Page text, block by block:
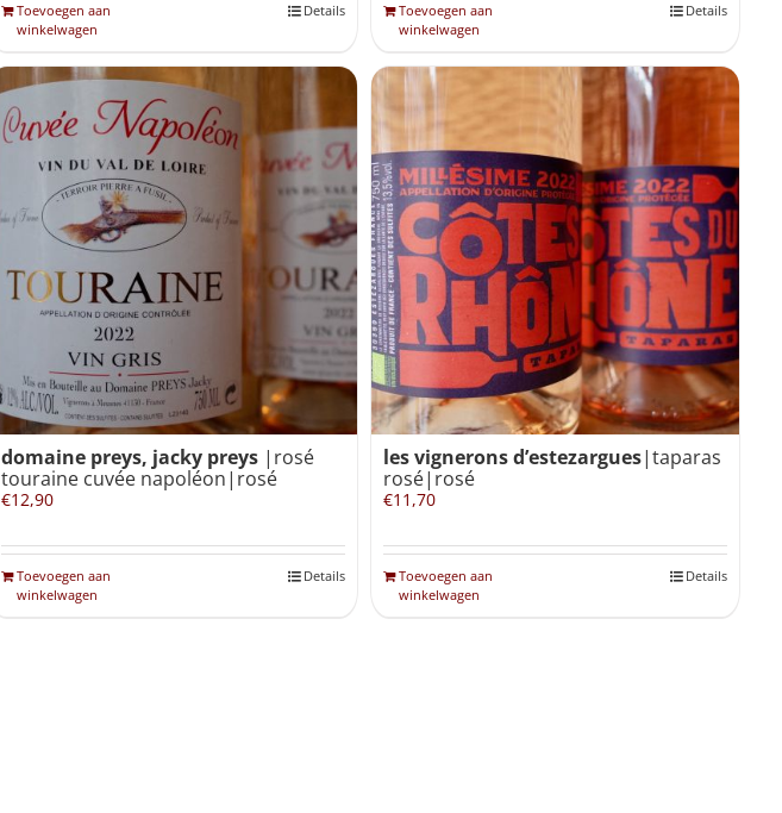
Toevoegen aan
winkelwagen
Details
Toevoegen aan
winkelwagen
Details
domaine preys, jacky preys |rosé
touraine cuvée napoléon|rosé
€12,90
Toevoegen aan
winkelwagen
Details
les vignerons d’estezargues|taparas
rosé|rosé
€11,70
Toevoegen aan
winkelwagen
Details